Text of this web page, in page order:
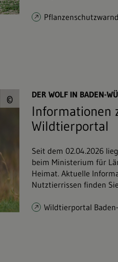
© © Piotr
DER WOLF IN BADEN-
Informationen
Wildtierportal
Seit dem 02.04.2026
beim Ministerium für
Heimat. Aktuelle
Nutztierrissen finden
Wildtierportal